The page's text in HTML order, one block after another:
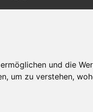
und die
um zu verstehen,